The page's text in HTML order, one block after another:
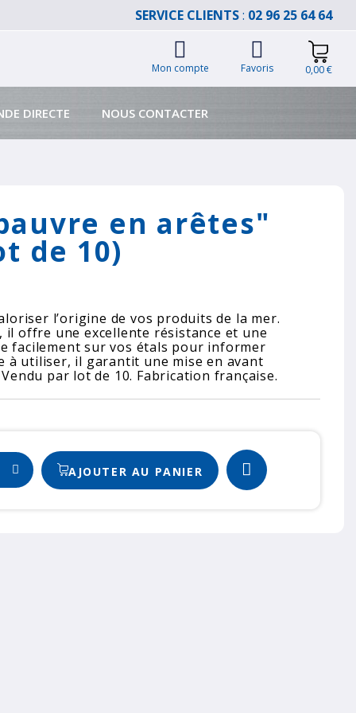
SERVICE CLIENTS: 02 96 25 64 64
Mon compte Favoris 0,00 €
DIRECTE NOUS CONTACTER
en arêtes"
de 10)
l’origine de vos produits de la mer.
offre une excellente résistance et une
facilement sur vos étals pour informer
à utiliser, il garantit une mise en avant
par lot de 10. Fabrication française.
AJOUTER AU PANIER